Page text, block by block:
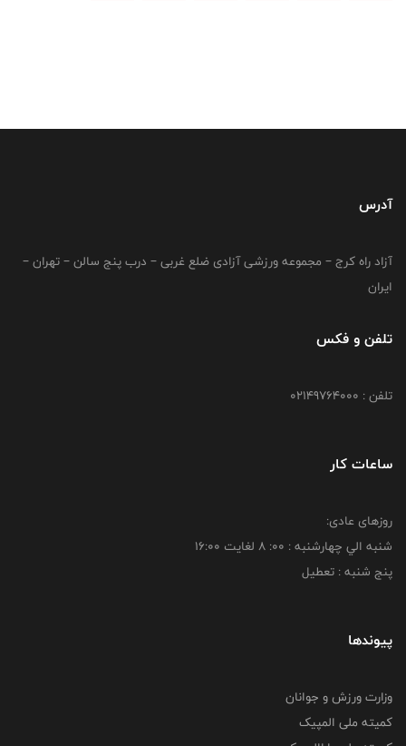
آدرس
آزاد راه کرج – مجموعه ورزشی آزادی ضلع غربی – درب پنج سالن – تهران –
ایران
تلفن و فکس
تلفن : 02149764000
ساعات کار
روزهای عادی:
شنبه الي چهارشنبه : 00: 8 لغايت 16:00
پنج شنبه : تعطیل
پیوندها
وزارت ورزش و جوانان
کمیته ملی المپیک